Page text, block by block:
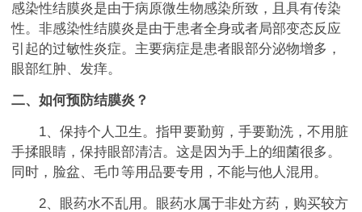
感染性结膜炎是由于病原微生物感染所致，且具有传染
性。非感染性结膜炎是由于患者全身或者局部变态反应
引起的过敏性炎症。主要病症是患者眼部分泌物增多，
眼部红肿、发痒。
二、如何预防结膜炎？
1、保持个人卫生。指甲要勤剪，手要勤洗，不用脏
手揉眼睛，保持眼部清洁。这是因为手上的细菌很多。
同时，脸盆、毛巾等用品要专用，不能与他人混用。
2、眼药水不乱用。眼药水属于非处方药，购买较方